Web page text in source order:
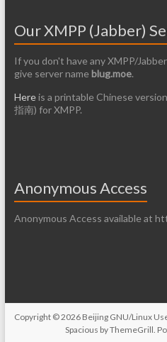
Our XMPP (Jabber)
If you don't have any XMPP/
give server name blug.moe.
Hereis a printable Chinese
指南) for XMPP.
Anonymous Access
Anonymous Access available at
Copyright © 2026 Beijing GNU/Linux
Spacious by ThemeGrill.